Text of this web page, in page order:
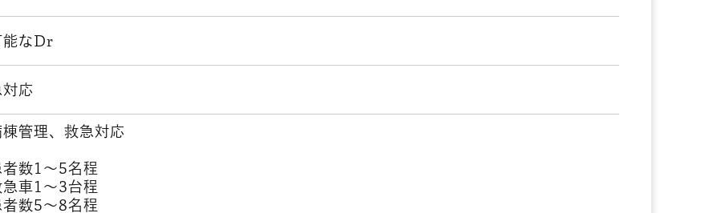
能なDr
応
管理、救急対応
数1～5名程
3台程
数5～8名程